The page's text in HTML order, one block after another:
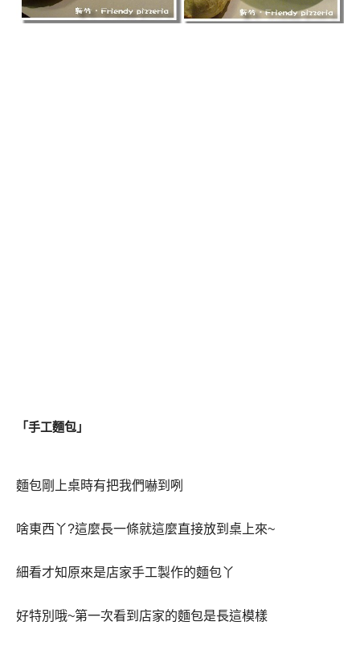
「手工麵包」
麵包剛上桌時有把我們嚇到咧
啥東西丫?這麼長一條就這麼直接放到桌上來~
細看才知原來是店家手工製作的麵包丫
好特別哦~第一次看到店家的麵包是長這模樣